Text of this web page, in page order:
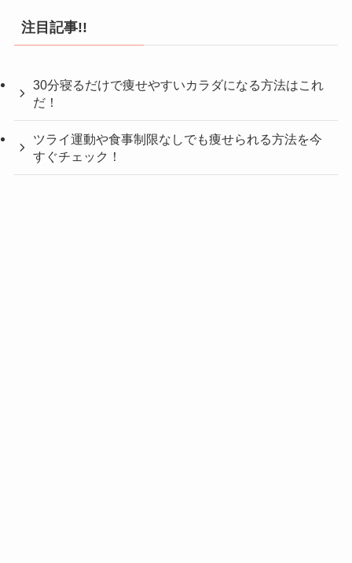
注目記事!!
30分寝るだけで痩せやすいカラダになる方法はこれ
だ！
ツライ運動や食事制限なしでも痩せられる方法を今
すぐチェック！